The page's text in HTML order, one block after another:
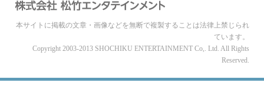
本サイトに掲載の文章・画像などを無断で複製することは法律上禁じられ
ています。
Copyright 2003-2013 SHOCHIKU ENTERTAINMENT Co,. Ltd. All Rights
Reserved.